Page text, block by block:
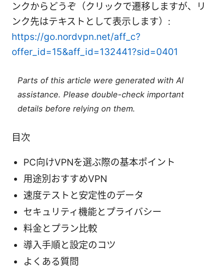
ンクからどうぞ（クリックで遷移しますが、リ
ンク先はテキストとして表示します）:
https://go.nordvpn.net/aff_c?
offer_id=15&aff_id=132441?sid=0401
Parts of this article were generated with AI
assistance. Please double-check important
details before relying on them.
目次
PC向けVPNを選ぶ際の基本ポイント
用途別おすすめVPN
速度テストと安定性のデータ
セキュリティ機能とプライバシー
料金とプラン比較
導入手順と設定のコツ
よくある質問